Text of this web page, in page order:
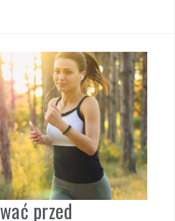
przed